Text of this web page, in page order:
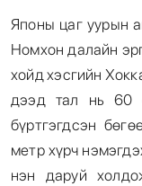
Японы цаг уурын
Номхон далайн
хойд хэсгийн
дээд тал нь 60
бүртгэгдсэн
метр хүрч
нэн даруй